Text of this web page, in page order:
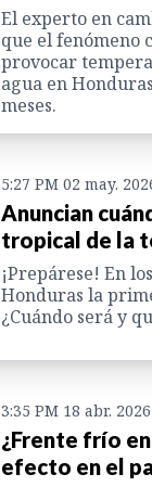
El experto en
que el fenómeno
provocar
agua en
meses.
5:27 PM 02 may.
Anuncian
tropical de la
¡Prepárese! En
Honduras la
¿Cuándo será y
3:35 PM 18 abr. 2026
¿Frente frío
efecto en el